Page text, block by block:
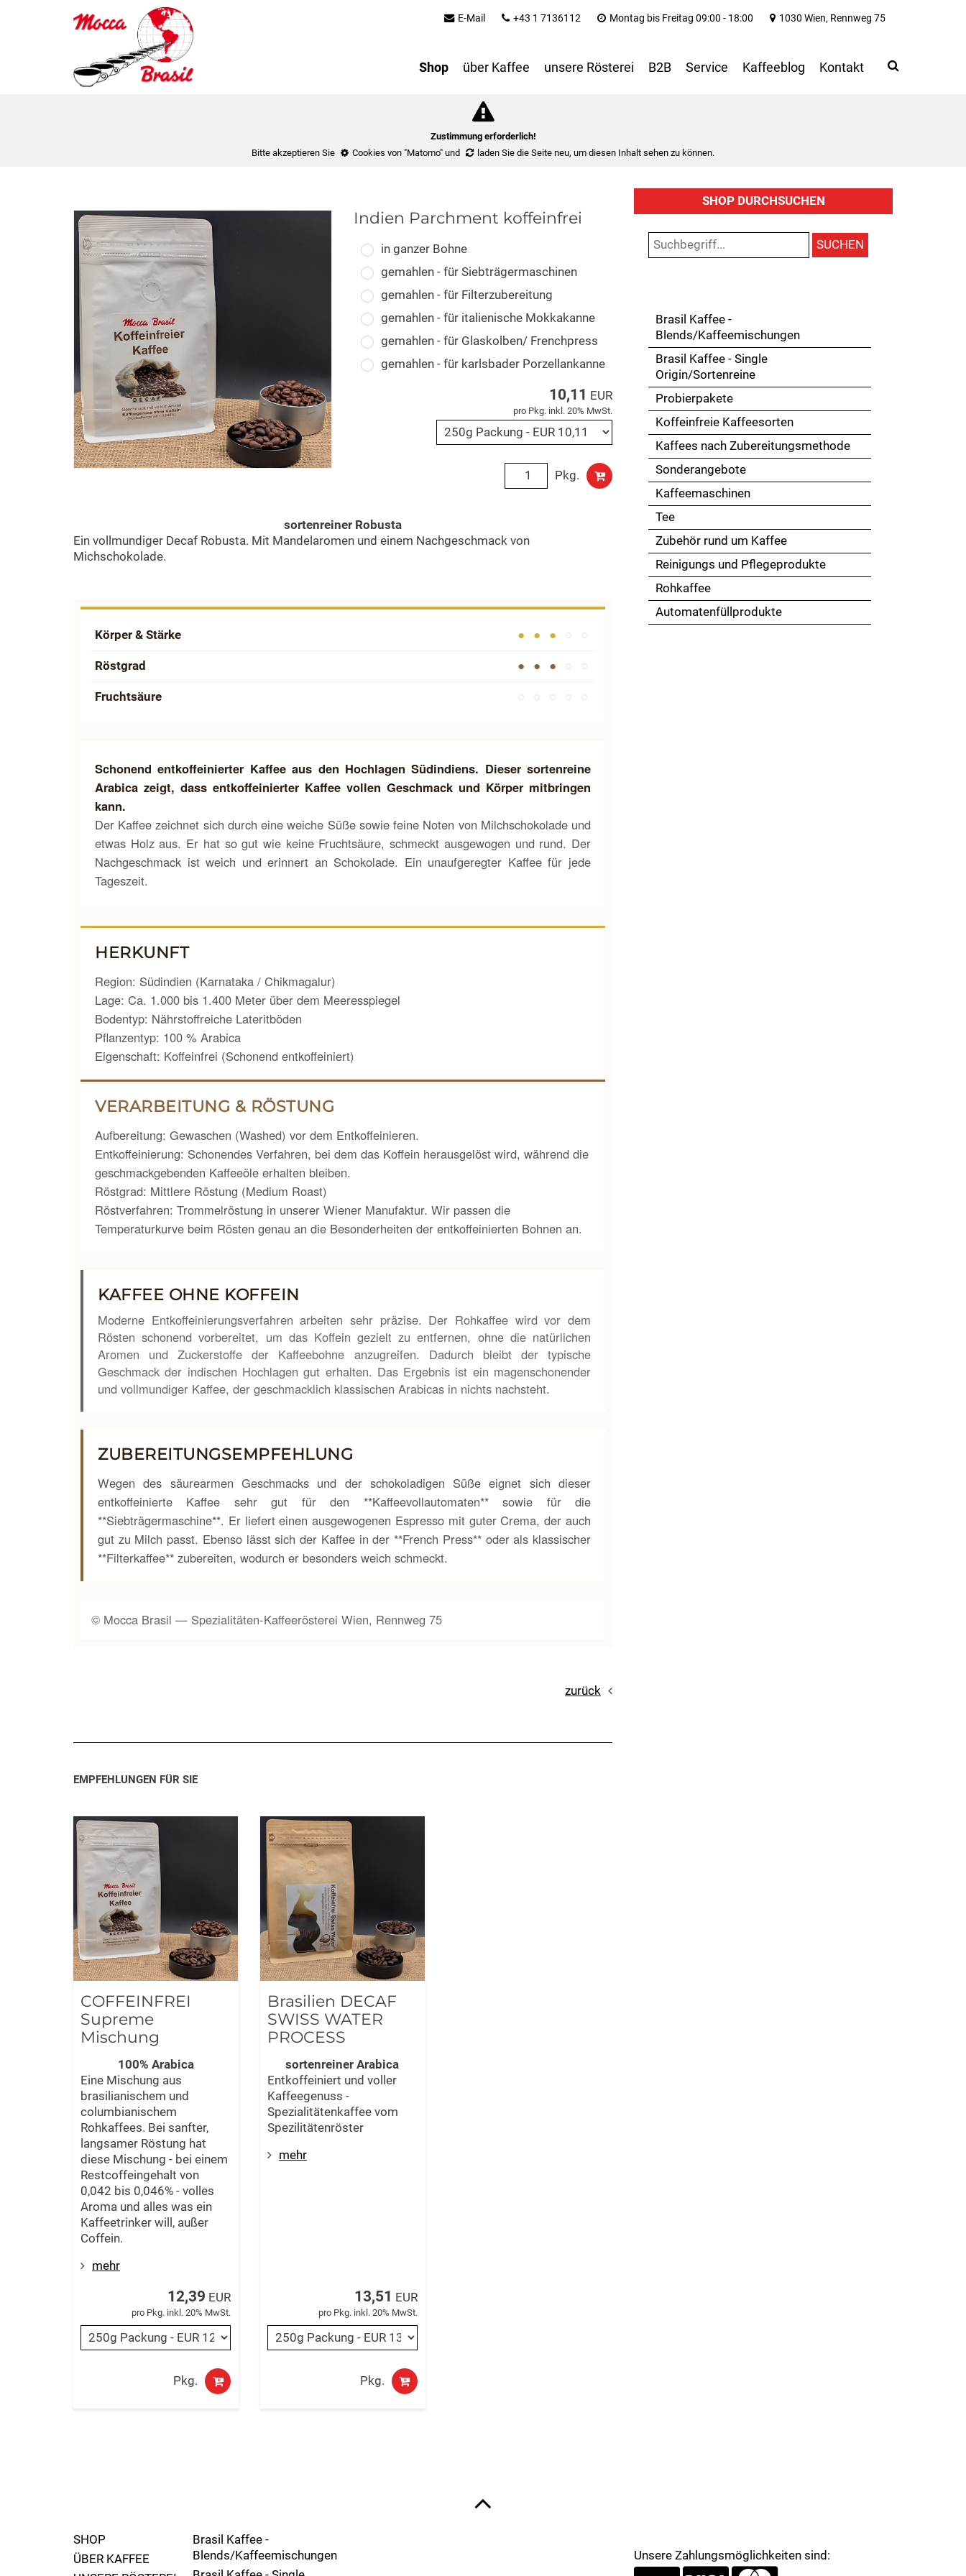
Zustimmung erforderlich!
Bitte akzeptieren Sie
Cookies von "Matomo" und laden Sie die Seite neu, um diesen Inhalt sehen zu können.
E-Mail +43 1 7136112 Montag bis Freitag 09:00 - 18:00 1030 Wien, Rennweg 75
Shop über Kaffee unsere Rösterei B2B Service Kaffeeblog Kontakt Search
Indien Parchment koffeinfrei
in ganzer Bohne
gemahlen - für Siebträgermaschinen
gemahlen - für Filterzubereitung
gemahlen - für italienische Mokkakanne
gemahlen - für Glaskolben/ Frenchpress
gemahlen - für karlsbader Porzellankanne
10,11 EUR
pro Pkg. inkl. 20% MwSt.
Pkg.
sortenreiner Robusta
Ein vollmundiger Decaf Robusta. Mit Mandelaromen und einem Nachgeschmack von
Michschokolade.
Körper & Stärke ● ● ● ○ ○
Röstgrad ● ● ● ○ ○
Fruchtsäure ○ ○ ○ ○ ○
Schonend entkoffeinierter Kaffee aus den Hochlagen Südindiens. Dieser sortenreine
Arabica zeigt, dass entkoffeinierter Kaffee vollen Geschmack und Körper mitbringen
kann.
Der Kaffee zeichnet sich durch eine weiche Süße sowie feine Noten von Milchschokolade und
etwas Holz aus. Er hat so gut wie keine Fruchtsäure, schmeckt ausgewogen und rund. Der
Nachgeschmack ist weich und erinnert an Schokolade. Ein unaufgeregter Kaffee für jede
Tageszeit.
HERKUNFT
Region: Südindien (Karnataka / Chikmagalur)
Lage: Ca. 1.000 bis 1.400 Meter über dem Meeresspiegel
Bodentyp: Nährstoffreiche Lateritböden
Pflanzentyp: 100 % Arabica
Eigenschaft: Koffeinfrei (Schonend entkoffeiniert)
VERARBEITUNG & RÖSTUNG
Aufbereitung: Gewaschen (Washed) vor dem Entkoffeinieren.
Entkoffeinierung: Schonendes Verfahren, bei dem das Koffein herausgelöst wird, während die
geschmackgebenden Kaffeeöle erhalten bleiben.
Röstgrad: Mittlere Röstung (Medium Roast)
Röstverfahren: Trommelröstung in unserer Wiener Manufaktur. Wir passen die
Temperaturkurve beim Rösten genau an die Besonderheiten der entkoffeinierten Bohnen an.
KAFFEE OHNE KOFFEIN
Moderne Entkoffeinierungsverfahren arbeiten sehr präzise. Der Rohkaffee wird vor dem
Rösten schonend vorbereitet, um das Koffein gezielt zu entfernen, ohne die natürlichen
Aromen und Zuckerstoffe der Kaffeebohne anzugreifen. Dadurch bleibt der typische
Geschmack der indischen Hochlagen gut erhalten. Das Ergebnis ist ein magenschonender
und vollmundiger Kaffee, der geschmacklich klassischen Arabicas in nichts nachsteht.
ZUBEREITUNGS­EMPFEHLUNG
Wegen des säurearmen Geschmacks und der schokoladigen Süße eignet sich dieser
entkoffeinierte Kaffee sehr gut für den **Kaffeevollautomaten** sowie für die
**Siebträgermaschine**. Er liefert einen ausgewogenen Espresso mit guter Crema, der auch
gut zu Milch passt. Ebenso lässt sich der Kaffee in der **French Press** oder als klassischer
**Filterkaffee** zubereiten, wodurch er besonders weich schmeckt.
© Mocca Brasil — Spezialitäten-Kaffeerösterei Wien, Rennweg 75
zurück
EMPFEHLUNGEN FÜR SIE
COFFEINFREI
Supreme
Mischung
100% Arabica
Eine Mischung aus
brasilianischem und
columbianischem
Rohkaffees. Bei sanfter,
langsamer Röstung hat
diese Mischung - bei einem
Restcoffeingehalt von
0,042 bis 0,046% - volles
Aroma und alles was ein
Kaffeetrinker will, außer
Coffein.
mehr
12,39 EUR
pro Pkg. inkl. 20% MwSt.
Pkg.
Brasilien DECAF
SWISS WATER
PROCESS
sortenreiner Arabica
Entkoffeiniert und voller
Kaffeegenuss -
Spezialitätenkaffee vom
Spezilitätenröster
mehr
13,51 EUR
pro Pkg. inkl. 20% MwSt.
Pkg.
SHOP DURCHSUCHEN
SUCHEN
Brasil Kaffee -
Blends/Kaffeemischungen
Brasil Kaffee - Single
Origin/Sortenreine
Probierpakete
Koffeinfreie Kaffeesorten
Kaffees nach Zubereitungsmethode
Sonderangebote
Kaffeemaschinen
Tee
Zubehör rund um Kaffee
Reinigungs und Pflegeprodukte
Rohkaffee
Automatenfüllprodukte
SHOP
Brasil Kaffee -
Blends/Kaffeemischungen
ÜBER KAFFEE
Unsere Zahlungsmöglichkeiten sind: